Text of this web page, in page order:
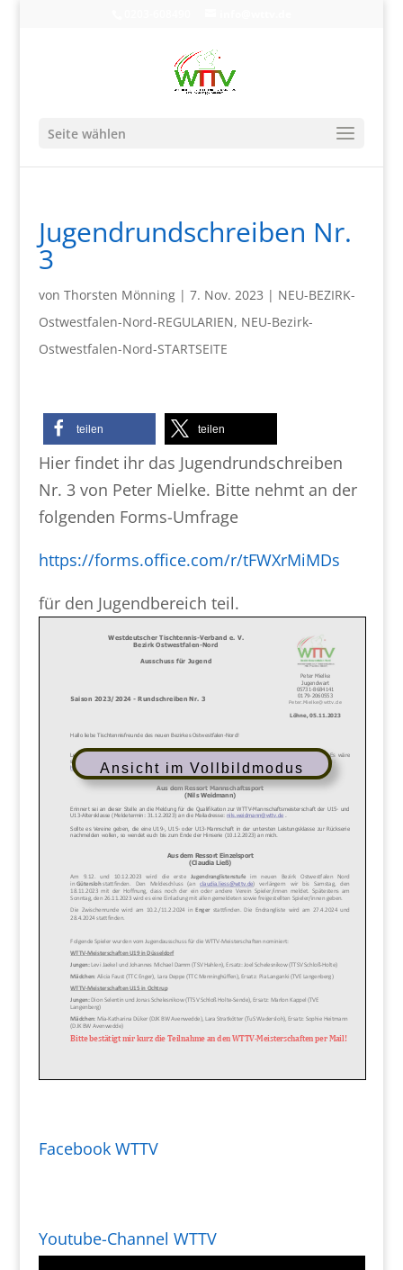
Seite wählen
Jugendrundschreiben Nr.
3
von Thorsten Mönning| 7. Nov. 2023 | NEU-BEZIRK-
Ostwestfalen-Nord-REGULARIEN, NEU-Bezirk-
Ostwestfalen-Nord-STARTSEITE
teilen teilen
Hier findet ihr das Jugendrundschreiben
Nr. 3 von Peter Mielke. Bitte nehmt an der
folgenden Forms-Umfrage
https://forms.office.com/r/tFWXrMiMDs
für den Jugendbereich teil.
Ansicht im Vollbildmodus
Facebook WTTV
Youtube-Channel WTTV